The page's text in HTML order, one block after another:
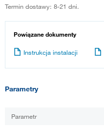
Termin dostawy: 8-21 dni.
Powiązane dokumenty
Instrukcja instalacji
Parametry
Parametr